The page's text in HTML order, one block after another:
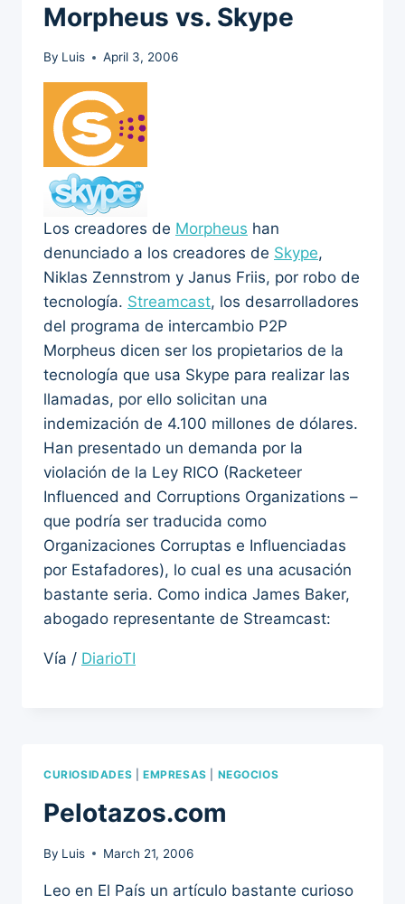
Morpheus vs. Skype
By Luis April 3, 2006
Los creadores de Morpheus han
denunciado a los creadores de Skype,
Niklas Zennstrom y Janus Friis, por robo de
tecnología. Streamcast, los desarrolladores
del programa de intercambio P2P
Morpheus dicen ser los propietarios de la
tecnología que usa Skype para realizar las
llamadas, por ello solicitan una
indemización de 4.100 millones de dólares.
Han presentado un demanda por la
violación de la Ley RICO (Racketeer
Influenced and Corruptions Organizations –
que podría ser traducida como
Organizaciones Corruptas e Influenciadas
por Estafadores), lo cual es una acusación
bastante seria. Como indica James Baker,
abogado representante de Streamcast:
Vía / DiarioTI
CURIOSIDADES EMPRESAS NEGOCIOS
Pelotazos.com
By Luis March 21, 2006
Leo en El País un artículo bastante curioso